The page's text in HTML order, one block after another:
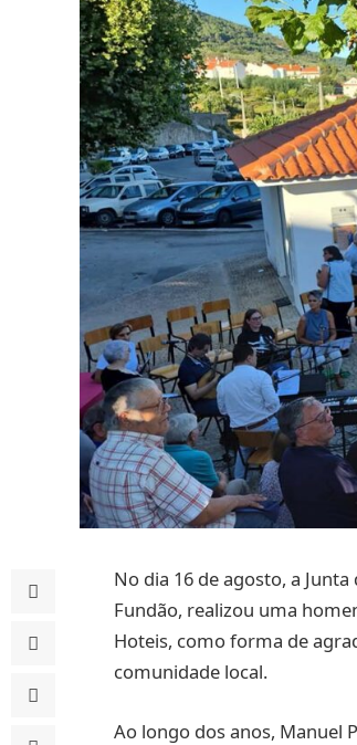
No dia 16 de agosto, a
Fundão, realizou uma
Hoteis, como forma de
comunidade local.
Ao longo dos anos, Manuel